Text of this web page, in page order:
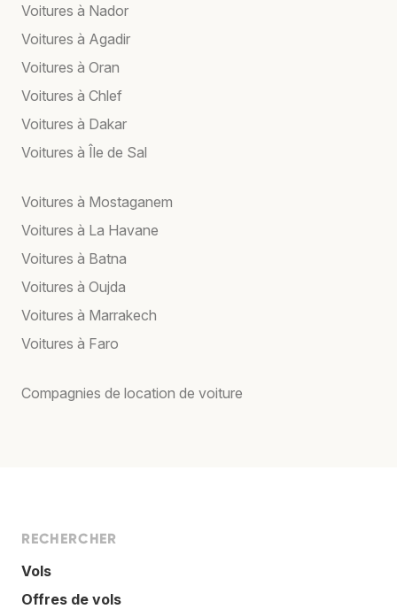
Voitures à Nador
Voitures à Agadir
Voitures à Oran
Voitures à Chlef
Voitures à Dakar
Voitures à Île de Sal
Voitures à Mostaganem
Voitures à La Havane
Voitures à Batna
Voitures à Oujda
Voitures à Marrakech
Voitures à Faro
Compagnies de location de voiture
RECHERCHER
Vols
Offres de vols